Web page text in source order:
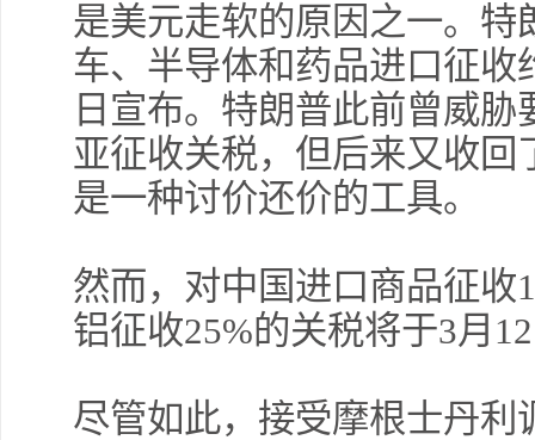
是美元走软的原因之一。
车、半导体和药品进口征收
日宣布。特朗普此前曾威
亚征收关税，但后来又收
是一种讨价还价的工具。
然而，对中国进口商品征收
铝征收25%的关税将于3月
尽管如此，接受摩根士丹利